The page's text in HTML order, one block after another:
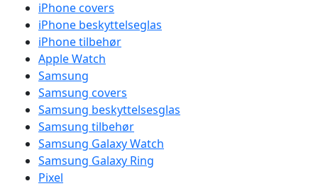
iPhone covers
iPhone beskyttelseglas
iPhone tilbehør
Apple Watch
Samsung
Samsung covers
Samsung beskyttelsesglas
Samsung tilbehør
Samsung Galaxy Watch
Samsung Galaxy Ring
Pixel